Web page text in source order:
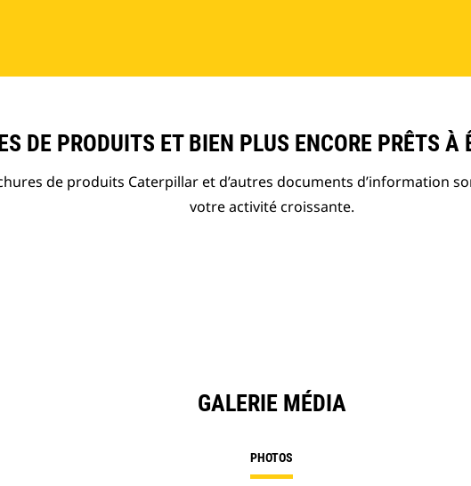
DE PRODUITS ET BIEN PLUS ENCORE PRÊTS À
de produits Caterpillar et d’autres documents d’information
votre activité croissante.
GALERIE MÉDIA
PHOTOS